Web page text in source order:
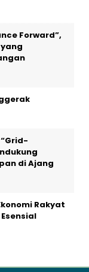
Forward”,
di Ajang
Rakyat